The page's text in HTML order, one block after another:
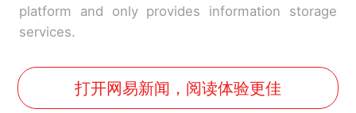
platform and only provides information storage
services.
打开网易新闻，阅读体验更佳